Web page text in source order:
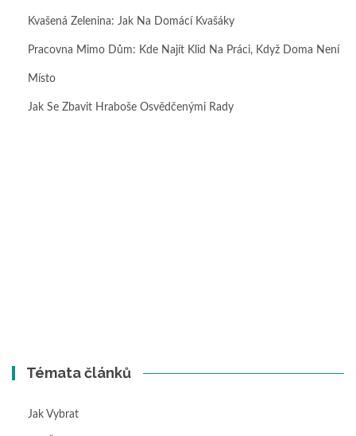
Kvašená Zelenina: Jak Na Domácí Kvašáky
Pracovna Mimo Dům: Kde Najít Klid Na Práci, Když Doma Není
Místo
Jak Se Zbavit Hraboše Osvědčenými Rady
Témata článků
Jak Vybrat